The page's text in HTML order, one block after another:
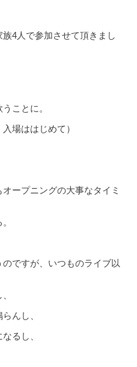
4人で参加させて頂きまし
ことに。
場ははじめて）
ープニングの大事なタイミ
ですが、いつものライブ以
んし、
るし、